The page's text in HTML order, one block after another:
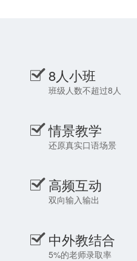
8人小班
班级人数不超过8人
情景教学
还原真实口语场景
高频互动
双向输入输出
中外教结合
5%的老师录取率